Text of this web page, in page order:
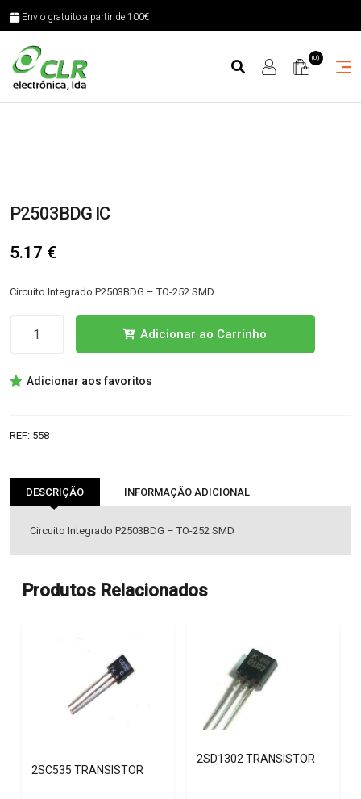
Envio gratuito a partir de 100€
(0)
P2503BDG IC
5.17 €
Circuito Integrado P2503BDG – TO-252 SMD
IC
Adicionar ao Carrinho
Adicionar aos favoritos
REF: 558
DESCRIÇÃO INFORMAÇÃO ADICIONAL
Circuito Integrado P2503BDG – TO-252 SMD
Produtos Relacionados
2SC535 TRANSISTOR
2SD1302 TRANSISTOR